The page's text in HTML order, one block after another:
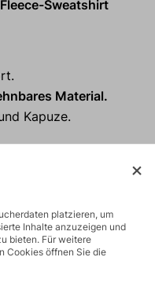
Sweatshirt
Material.
Kapuze.
platzieren, um
Inhalte anzuzeigen und
bieten. Für weitere
Cookies öffnen Sie die